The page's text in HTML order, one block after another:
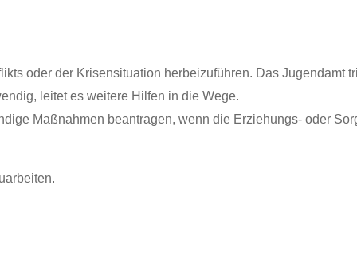
oder der Krisensituation herbeizuführen. Das Jugendamt
leitet es weitere Hilfen in die Wege.
Maßnahmen beantragen, wenn die Erziehungs- oder